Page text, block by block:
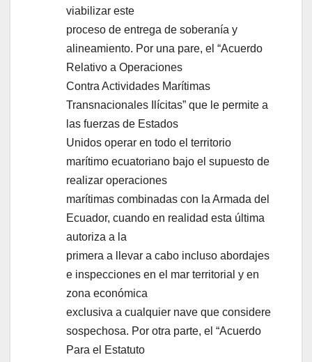
viabilizar este
proceso de entrega de soberanía y
alineamiento. Por una pare, el “Acuerdo
Relativo a Operaciones
Contra Actividades Marítimas
Transnacionales Ilícitas” que le permite a
las fuerzas de Estados
Unidos operar en todo el territorio
marítimo ecuatoriano bajo el supuesto de
realizar operaciones
marítimas combinadas con la Armada del
Ecuador, cuando en realidad esta última
autoriza a la
primera a llevar a cabo incluso abordajes
e inspecciones en el mar territorial y en
zona económica
exclusiva a cualquier nave que considere
sospechosa. Por otra parte, el “Acuerdo
Para el Estatuto